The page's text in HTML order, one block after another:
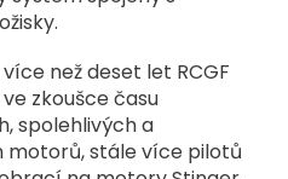
než deset let RCGF
zkoušce času
spolehlivých a
motorů, stále více pilotů